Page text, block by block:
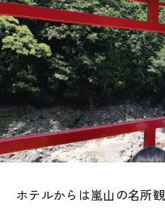
ホテルからは嵐山の名所